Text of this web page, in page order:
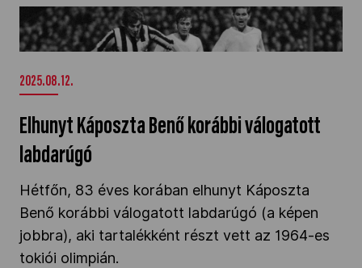
NOB
OVEP
Adatbank
Elhunyt Káposzta Benő korábbi válogatott
labdarúgó" />
2025.08.12.
Elhunyt Káposzta Benő korábbi válogatott
labdarúgó
Hétfőn, 83 éves korában elhunyt Káposzta
Benő korábbi válogatott labdarúgó (a képen
jobbra), aki tartalékként részt vett az 1964-es
tokiói olimpián.